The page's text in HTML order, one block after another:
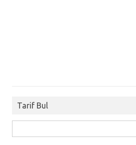
Tarif Bul